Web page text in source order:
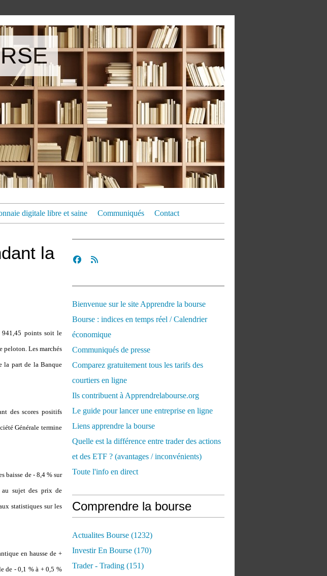
digitale libre et saine Communiqués Contact
la
points soit le
peloton. Les marchés
la part de la Banque
des scores positifs
Générale termine
baisse de - 8,4 % sur
au sujet des prix de
statistiques sur les
en hausse de +
de - 0,1 % à + 0,5 %
Bienvenue sur le site Apprendre la bourse
Bourse : indices en temps réel / Calendrier
économique
Communiqués de presse
Comparez gratuitement tous les tarifs des
courtiers en ligne
Ils contribuent à Apprendrelabourse.org
Le guide pour lancer une entreprise en ligne
Liens apprendre la bourse
Quelle est la différence entre trader des actions
et des ETF ? (avantages / inconvénients)
Toute l'info en direct
Comprendre la bourse
Actualites Bourse (1232)
Investir En Bourse (170)
Trader - Trading (151)